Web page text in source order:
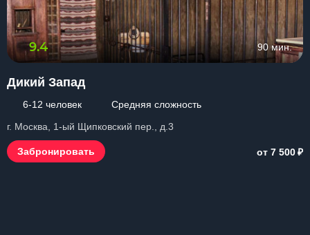
9.4 90 мин.
Дикий Запад
6-12 человек
Средняя сложность
г. Москва, 1-ый Щипковский пер., д.3
Забронировать от 7 500₽